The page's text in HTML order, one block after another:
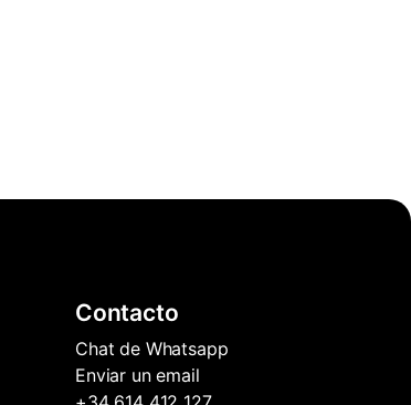
Contacto
Chat de Whatsapp
Enviar un email